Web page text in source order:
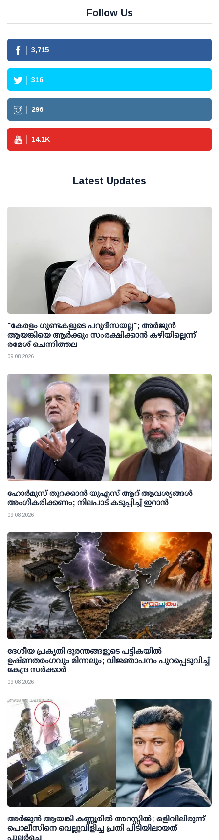
Follow Us
3,715
316
296
14.1K
Latest Updates
"കേരളം ഗുണ്ടകളുടെ പറുദീസയല്ല"; അർജുൻ
ആയങ്കിയെ ആർക്കും സംരക്ഷിക്കാൻ കഴിയില്ലെന്ന്
രമേശ് ചെന്നിത്തല
09 08 2026
ഹോർമുസ് തുറക്കാൻ യുഎസ് ആറ് ആവശ്യങ്ങൾ
അംഗീകരിക്കണം; നിലപാട് കടുപ്പിച്ച് ഇറാൻ
09 08 2026
ദേശീയ പ്രകൃതി ദുരന്തങ്ങളുടെ പട്ടികയില്‍
ഉഷ്ണതരംഗവും മിന്നലും; വിജ്ഞാപനം പുറപ്പെടുവിച്ച്
കേന്ദ്ര സര്‍ക്കാര്‍
09 08 2026
അര്‍ജുന്‍ ആയങ്കി കണ്ണൂരില്‍ അറസ്റ്റില്‍; ഒളിവിലിരുന്ന്
പൊലീസിനെ വെല്ലുവിളിച്ച പ്രതി പിടിയിലായത്
പുലര്‍ച്ചെ